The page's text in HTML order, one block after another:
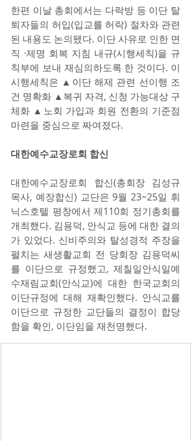
한편 이날 총회에서는 다락방 등 이단 탈
퇴자들의 허입(입교를 허락) 절차와 관련
된 내용도 논의됐다. 이단 사유로 인한 면
직 ·제명 회복 지침 내규(시행세칙)을 규
칙부에 보내 재심의하도록 한 것이다. 이
시행세칙은 ▲이단 해제 관련 선이행 조
건 명확화 ▲복귀 자격, 신청 가능대상 구
체화 ▲노회 가입과 회원 전환의 기준점
마련을 중심으로 짜여졌다.
대한예수교장로회 합신
대한예수교장로회 합신(총회장 김성규
목사, 예장합신) 교단은 9월 23~25일 휘
닉스호텔 평창에서 제110회 정기총회를
개최했다. 김용덕, 안식교 등에 대한 결의
가 있었다. 신비주의와 탈성경적 주장을
펼치는 새생활교회 전 당회장 김용덕씨
를 이단으로 규정했고, 제칠일안식일예
수재림교회(안식교)에 대한 한국교회의
이단규정에 대해 재확인했다. 안식교를
이단으로 규정한 교단들의 결정이 합당
함을 확인, 이단임을 재천명했다.